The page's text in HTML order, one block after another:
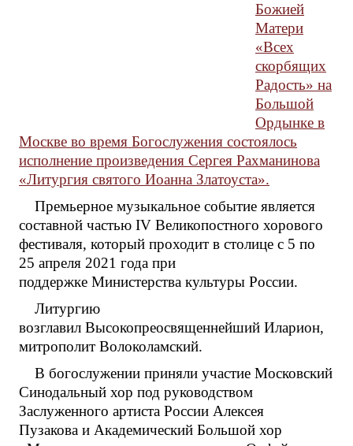
Божией
Матери
«Всех
скорбящих
Радость» на
Большой
Ордынке в
Москве во время Богослужения состоялось
исполнение произведения Сергея Рахманинова
«Литургия святого Иоанна Златоуста».
Премьерное музыкальное событие является
составной частью IV Великопостного хорового
фестиваля, который проходит в столице с 5 по
25 апреля 2021 года при
поддержке Министерства культуры России.
Литургию
возглавил Высокопреосвященнейший Иларион,
митрополит Волоколамский.
В богослужении приняли участие Московский
Синодальный хор под руководством
Заслуженного артиста России Алексея
Пузакова и Академический Большой хор